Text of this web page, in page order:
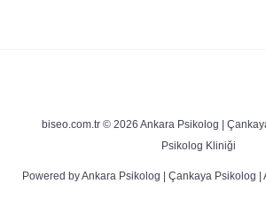
biseo.com.tr © 2026 Ankara Psikolog |
Psikolog Kliniği
Powered by Ankara Psikolog | Çankaya Psikolog